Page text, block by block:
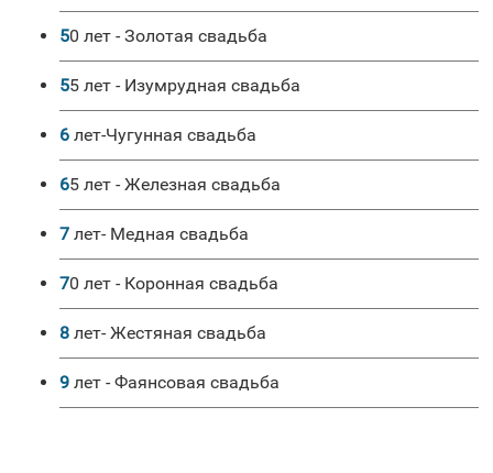
50 лет - Золотая свадьба
55 лет - Изумрудная свадьба
6 лет-Чугунная свадьба
65 лет - Железная свадьба
7 лет- Медная свадьба
70 лет - Коронная свадьба
8 лет- Жестяная свадьба
9 лет - Фаянсовая свадьба